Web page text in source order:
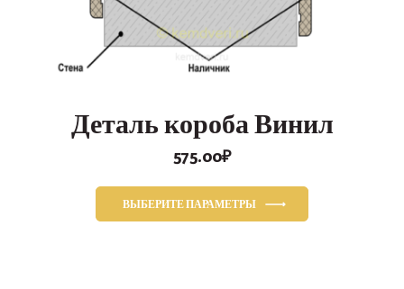
Деталь короба Винил
575.00₽
ВЫБЕРИТЕ ПАРАМЕТРЫ